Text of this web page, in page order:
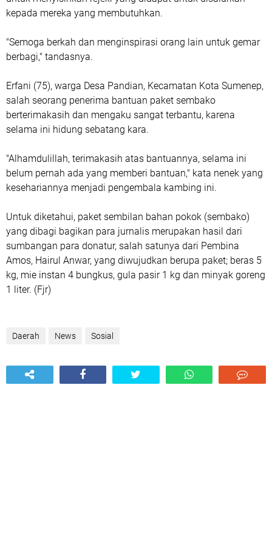
kepada mereka yang membutuhkan.
"Semoga berkah dan menginspirasi orang lain untuk gemar
berbagi," tandasnya.
Erfani (75), warga Desa Pandian, Kecamatan Kota Sumenep,
salah seorang penerima bantuan paket sembako
berterimakasih dan mengaku sangat terbantu, karena
selama ini hidung sebatang kara.
"Alhamdulillah, terimakasih atas bantuannya, selama ini
belum pernah ada yang memberi bantuan," kata nenek yang
kesehariannya menjadi pengembala kambing ini.
Untuk diketahui, paket sembilan bahan pokok (sembako)
yang dibagi bagikan para jurnalis merupakan hasil dari
sumbangan para donatur, salah satunya dari Pembina
Amos, Hairul Anwar, yang diwujudkan berupa paket; beras 5
kg, mie instan 4 bungkus, gula pasir 1 kg dan minyak goreng
1 liter. (Fjr)
Daerah News Sosial